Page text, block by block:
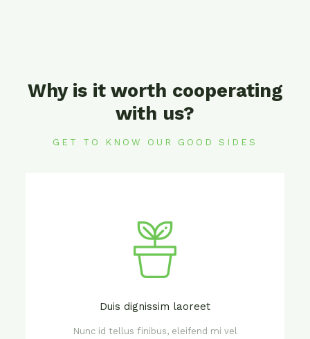
Why is it worth cooperating
with us?
GET TO KNOW OUR GOOD SIDES
Duis dignissim laoreet
Nunc id tellus finibus, eleifend mi vel